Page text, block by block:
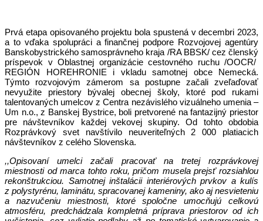
Prvá etapa opisovaného projektu bola spustená v decembri 2023,
a to vďaka spolupráci a finančnej podpore Rozvojovej agentúry
Banskobystrického samosprávneho kraja /RA BBSK/ cez členský
príspevok v Oblastnej organizácie cestovného ruchu /OOCR/
REGIÓN HOREHRONIE i vkladu samotnej obce Nemecká.
Týmto rozvojovým zámerom sa postupne začali zveľaďovať
nevyužite priestory bývalej obecnej školy, ktoré pod rukami
talentovaných umelcov z Centra nezávislého vizuálneho umenia –
Um n.o., z Banskej Bystrice, boli pretvorené na fantazijný priestor
pre návštevníkov každej vekovej skupiny. Od tohto obdobia
Rozprávkový svet navštívilo neuveriteľných 2 000 platiacich
návštevníkov z celého Slovenska.
,,Opisovaní umelci začali pracovať na tretej rozprávkovej
miestnosti od marca tohto roku, pričom musela prejsť rozsiahlou
rekonštrukciou. Samotnej inštalácii interiérových prvkov a kulís
z polystyrénu, laminátu, spracovanej kameniny, ako aj nesvieteniu
a nazvučeniu miestnosti, ktoré spoločne umocňujú celkovú
atmosféru, predchádzala kompletná príprava priestorov od ich